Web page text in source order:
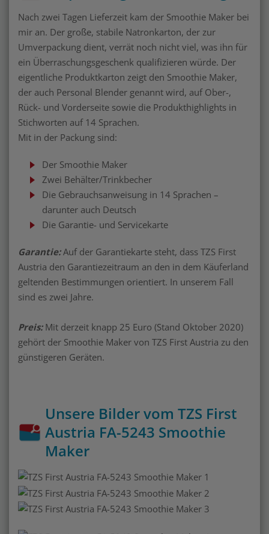
Nach zwei Tagen Lieferzeit kam der Smoothie Maker bei
mir an. Der große, stabile Natronkarton, der zur
Umverpackung dient, verrät noch nicht viel, was ihn für
ein Überraschungsgeschenk qualifizieren würde. Der
eigentliche Produktkarton zeigt den Smoothie Maker,
der auch Personal Blender genannt wird, auf Ober-,
Rück- und Vorderseite sowie die Produkthighlights in
Stichworten auf 14 Sprachen.
Mit in der Packung sind:
Der Smoothie Maker
Zwei Behälter/Trinkbecher
Die Gebrauchsanweisung in 14 Sprachen –
darunter auch Deutsch
Die Garantie- und Servicekarte
Garantie:Auf der Garantiekarte steht, dass TZS First
Austria den Garantiezeitraum an den in dem Käuferland
geltenden Bestimmungen orientiert. In unserem Fall
sind es zwei Jahre.
Preis:Mit derzeit knapp 25 Euro (Stand Oktober 2020)
gehört der Smoothie Maker von TZS First Austria zu den
günstigeren Geräten.
Unsere Bilder vom TZS First
Austria FA-5243 Smoothie
Maker